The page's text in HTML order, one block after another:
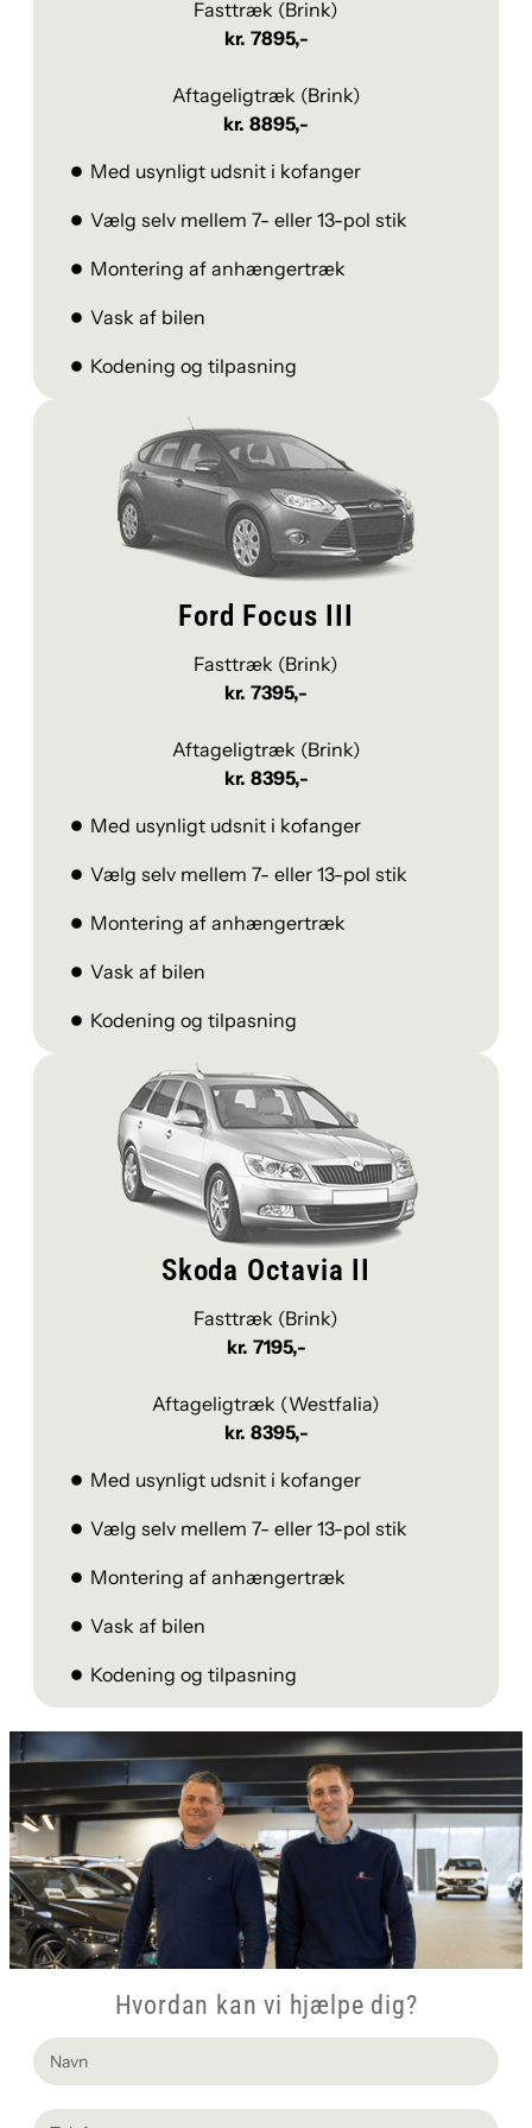
Fasttræk (Brink)
kr. 7895,-
Aftageligtræk (Brink)
kr. 8895,-
Med usynligt udsnit i kofanger
Vælg selv mellem 7- eller 13-pol stik
Montering af anhængertræk
Vask af bilen
Kodening og tilpasning
Ford Focus III
Fasttræk (Brink)
kr. 7395,-
Aftageligtræk (Brink)
kr. 8395,-
Med usynligt udsnit i kofanger
Vælg selv mellem 7- eller 13-pol stik
Montering af anhængertræk
Vask af bilen
Kodening og tilpasning
Skoda Octavia II
Fasttræk (Brink)
kr. 7195,-
Aftageligtræk (Westfalia)
kr. 8395,-
Med usynligt udsnit i kofanger
Vælg selv mellem 7- eller 13-pol stik
Montering af anhængertræk
Vask af bilen
Kodening og tilpasning
Hvordan kan vi hjælpe dig?